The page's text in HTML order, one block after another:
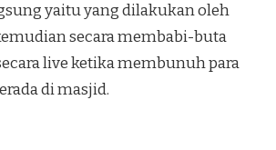
yaitu yang dilakukan oleh
secara membabi-buta
live ketika membunuh para
di masjid.